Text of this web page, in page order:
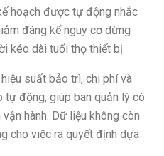
hoạch được tự động nhắc
đáng kể nguy cơ dừng
kéo dài tuổi thọ thiết bị.
suất bảo trì, chi phí và
động, giúp ban quản lý có
hành. Dữ liệu không còn
cho việc ra quyết định dựa